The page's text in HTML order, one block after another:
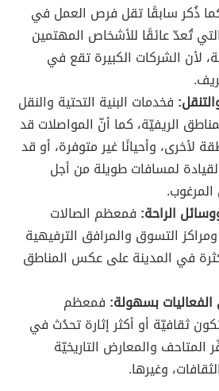
ذُكر سابقًا تقل فرص العمل في
تُعدّ عائقًا للأشخاص المهتمين
لأن الشركات الكبيرة تقع في
فخدمات البنية التحتية والنقل
الريفيّة، كما أنّ المواصلات قد
وأحيانًا غير متوفرة، أو قد
لمسافات طويلة من أجل
الراحة: فمعظم الصالات
ومراكز التسوق والمرافق الترفيهية
في المدينة على عكس المناطق
بسهولة: فمعظم
ثقافيّة أو أكثر إثارة تحدُث في
المتاحف والمعارض التاريخيّة
وغيرها.